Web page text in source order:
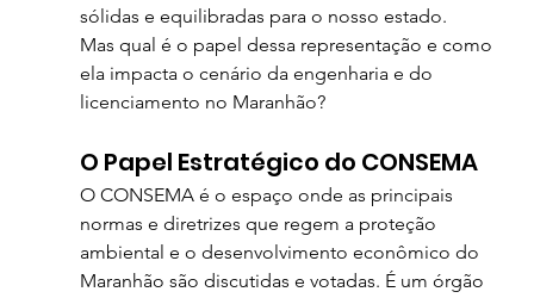
sólidas e equilibradas para o nosso estado.
Mas qual é o papel dessa representação e como
ela impacta o cenário da engenharia e do
licenciamento no Maranhão?
O Papel Estratégico do CONSEMA
O CONSEMA é o espaço onde as principais
normas e diretrizes que regem a proteção
ambiental e o desenvolvimento econômico do
Maranhão são discutidas e votadas. É um órgão